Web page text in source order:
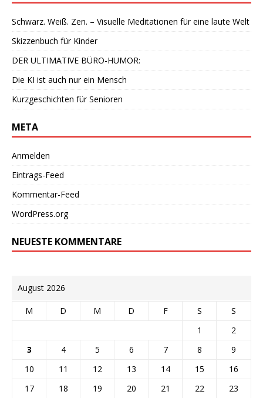
Schwarz. Weiß. Zen. – Visuelle Meditationen für eine laute Welt
Skizzenbuch für Kinder
DER ULTIMATIVE BÜRO-HUMOR:
Die KI ist auch nur ein Mensch
Kurzgeschichten für Senioren
META
Anmelden
Eintrags-Feed
Kommentar-Feed
WordPress.org
NEUESTE KOMMENTARE
August 2026
M D M D F S
S
1
2
3
4 5 6 7 8
9
10
11 12 13 14 15
16
17
18 19 20 21 22
23